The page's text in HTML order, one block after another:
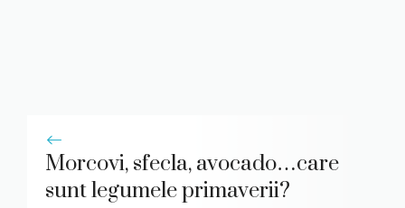
Morcovi, sfecla, avocado…care
sunt legumele primaverii?